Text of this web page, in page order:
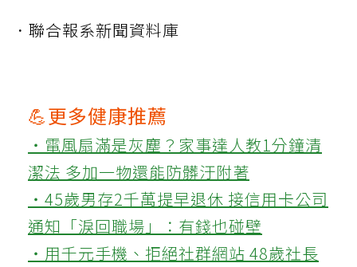
．聯合報系新聞資料庫
💪更多健康推薦
‧電風扇滿是灰塵？家事達人教1分鐘清
潔法 多加一物還能防髒汙附著
‧45歲男存2千萬提早退休 接信用卡公司
通知「淚回職場」：有錢也碰壁
‧用千元手機、拒絕社群網站 48歲社長